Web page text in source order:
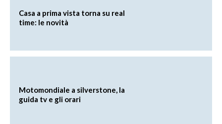
Casa a prima vista torna su real
time: le novità
Motomondiale a silverstone, la
guida tv e gli orari